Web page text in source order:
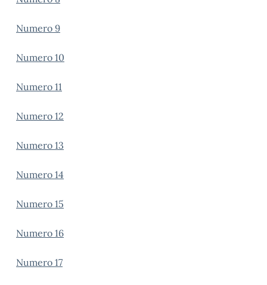
Numero 9
Numero 10
Numero 11
Numero 12
Numero 13
Numero 14
Numero 15
Numero 16
Numero 17